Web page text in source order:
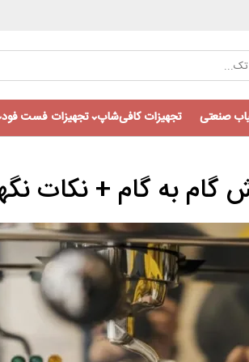
صنعتی تجهیزات کافی‌شاپ تجهیزات فست فود
به گام + نکات